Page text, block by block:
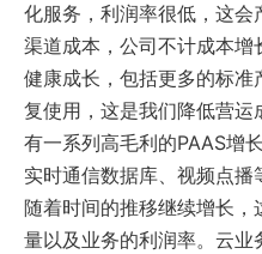
化服务，利润率很低，这会
渠道成本，公司不计成本
健康成长，包括更多的标准
复使用，这是我们降低营运
有一系列高毛利的PAAS增
实时通信数据库、视频点
随着时间的推移继续增长
量以及业务的利润率。云业